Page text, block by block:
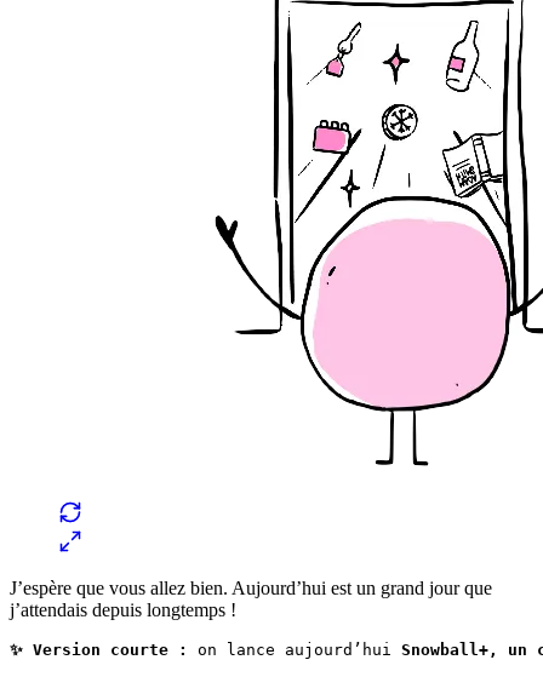
J’espère que vous allez bien. Aujourd’hui est un grand jour que
j’attendais depuis longtemps !
✨ Version courte : on lance aujourd’hui Snowball+, un